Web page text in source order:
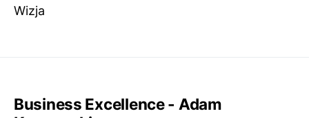
Wizja
Business Excellence - Adam